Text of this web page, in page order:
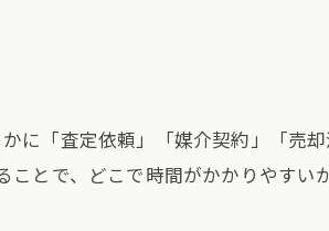
に「査定依頼」「媒介契約」「売
とで、どこで時間がかかりやすい